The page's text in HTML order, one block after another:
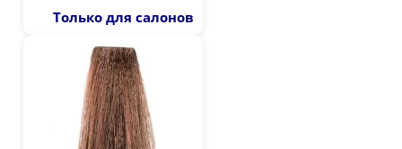
Только для салонов